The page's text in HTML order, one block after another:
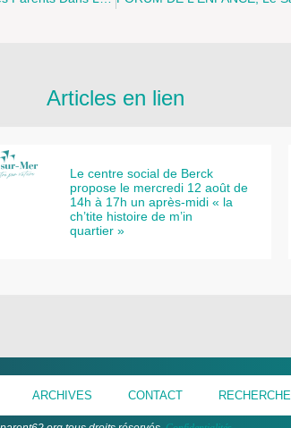
Articles en lien
Le centre social de Berck
propose le mercredi 12 août de
14h à 17h un après-midi « la
ch’tite histoire de m’in
quartier »
ARCHIVES CONTACT RECHERCHE